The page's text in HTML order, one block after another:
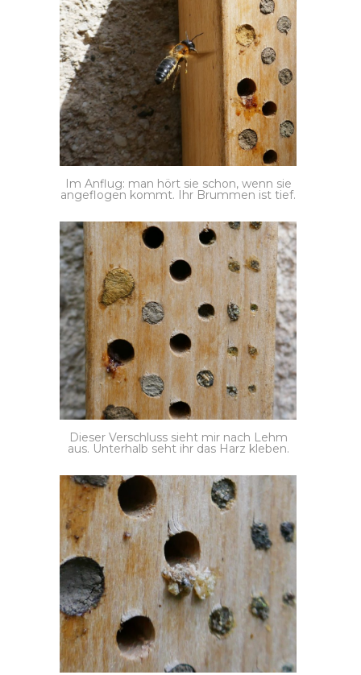
Im Anflug: man hört sie schon, wenn sie
angeflogen kommt. Ihr Brummen ist tief.
Dieser Verschluss sieht mir nach Lehm
aus. Unterhalb seht ihr das Harz kleben.